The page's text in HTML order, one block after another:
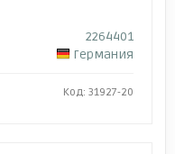
2264401
Германия
Код: 31927-20